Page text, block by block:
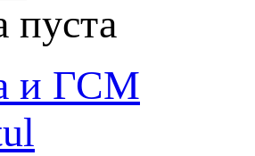
пуста
и ГСМ